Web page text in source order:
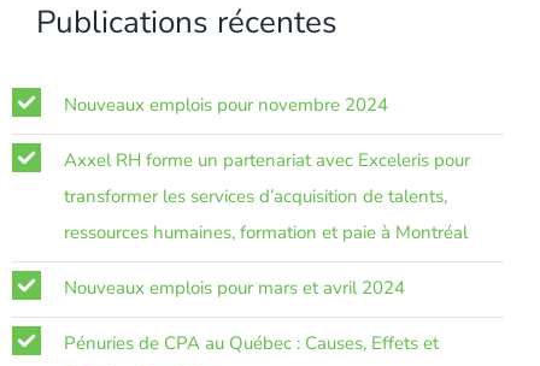
Publications récentes
Nouveaux emplois pour novembre 2024
Axxel RH forme un partenariat avec Exceleris pour
transformer les services d’acquisition de talents,
ressources humaines, formation et paie à Montréal
Nouveaux emplois pour mars et avril 2024
Pénuries de CPA au Québec : Causes, Effets et